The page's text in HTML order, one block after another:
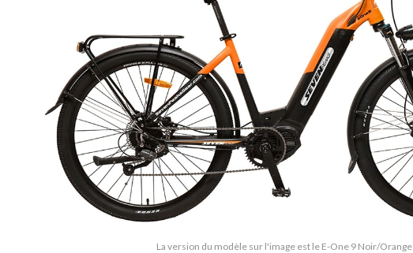
La version du modèle sur l'image est le E-One 9 Noir/Orange